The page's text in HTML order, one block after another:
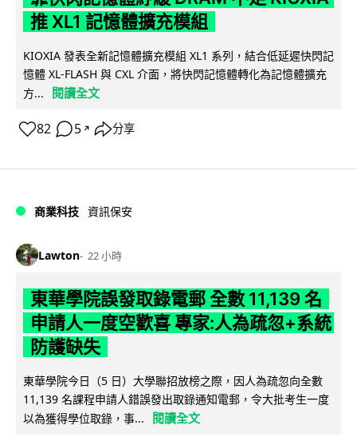
推 XL1 記憶體擴充模組
KIOXIA 發表全新記憶體擴充模組 XL1 系列，結合低延遲快閃記
憶體 XL-FLASH 與 CXL 介面，將快閃記憶體轉化為記憶體擴充
方...
閱讀全文
82 5 ↗ 分享
商業科技 資訊保安
Lawton 22 小時
東華學院誤發取錄電郵 全數 11,139 名
申請人一度空歡喜 專家:人為疏忽+系統
防護缺失
東華學院今日（5 日）大學聯招放榜之際，因人為疏忽向全數
11,139 名課程申請人錯誤發出取錄通知電郵，令大批考生一度
以為獲得學位取錄，事...
閱讀全文